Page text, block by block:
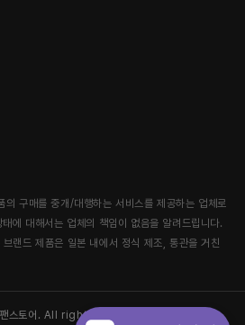
의 구매를 중개/대행하는 서비스를 제공하는 업체로
에 대해서는 업체의 책임이 없음을 알려드립니다.
랜드 제품은 일본 내에서 정식 제조, 통관을 거친
토어. All rights reserved.